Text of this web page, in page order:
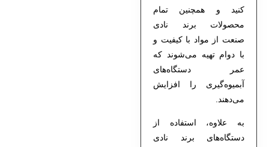
کنید و همچنین تمام
محصولات برند نادی
صنعت از مواد با کیفیت و
با دوام تهیه می‌شوند که
عمر دستگاه‌های
آبمیوه‌گیری را افزایش
می‌دهند.
به علاوه، استفاده از
دستگاه‌های برند نادی